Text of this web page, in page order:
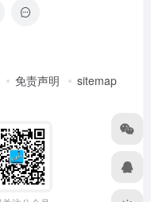
免责声明 sitemap